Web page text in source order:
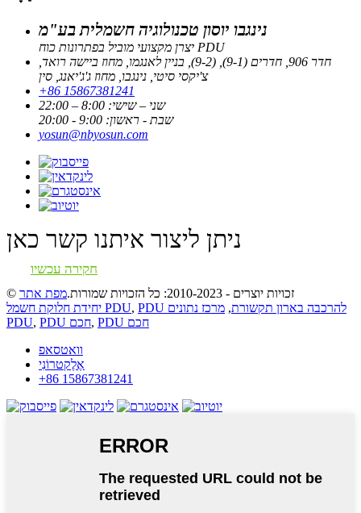
נינגבו יוסון טכנולוגיה חשמלית בע"מ
יצרן מקצועי מוביל בפתרונות כוח PDU
חדר 906, חדרים (9-1), (9-2), בניין לאנגמו, מחוז ביישה רואד,
צ'יקסי סיטי, נינגבו, מחוז ג'ג'יאנג, סין
+86 15867381241
שני – שישי: 8:00 – 22:00
שבת - ראשון: 9:00 - 20:00
yosun@nbyosun.com
ניתן ליצור איתנו קשר כאן
חקירה עכשיו
© זכויות יוצרים - 2010-2023: כל הזכויות שמורות.
מפת אתר
יחידת חלוקת חשמל PDU, PDU להרכבה בארון תקשורת, מרכז נתונים
PDU, PDU חכם,
PDU חכם
וואטסאפ
אֶלֶקטרוֹנִי
+86 15867381241